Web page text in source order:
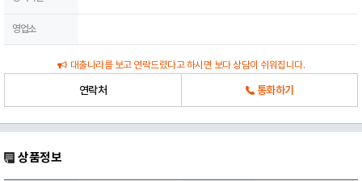
영업소
대출나라를 보고 연락드렸다고 하시면 보다 상담이 쉬워집니다.
연락처 통화하기
상품정보